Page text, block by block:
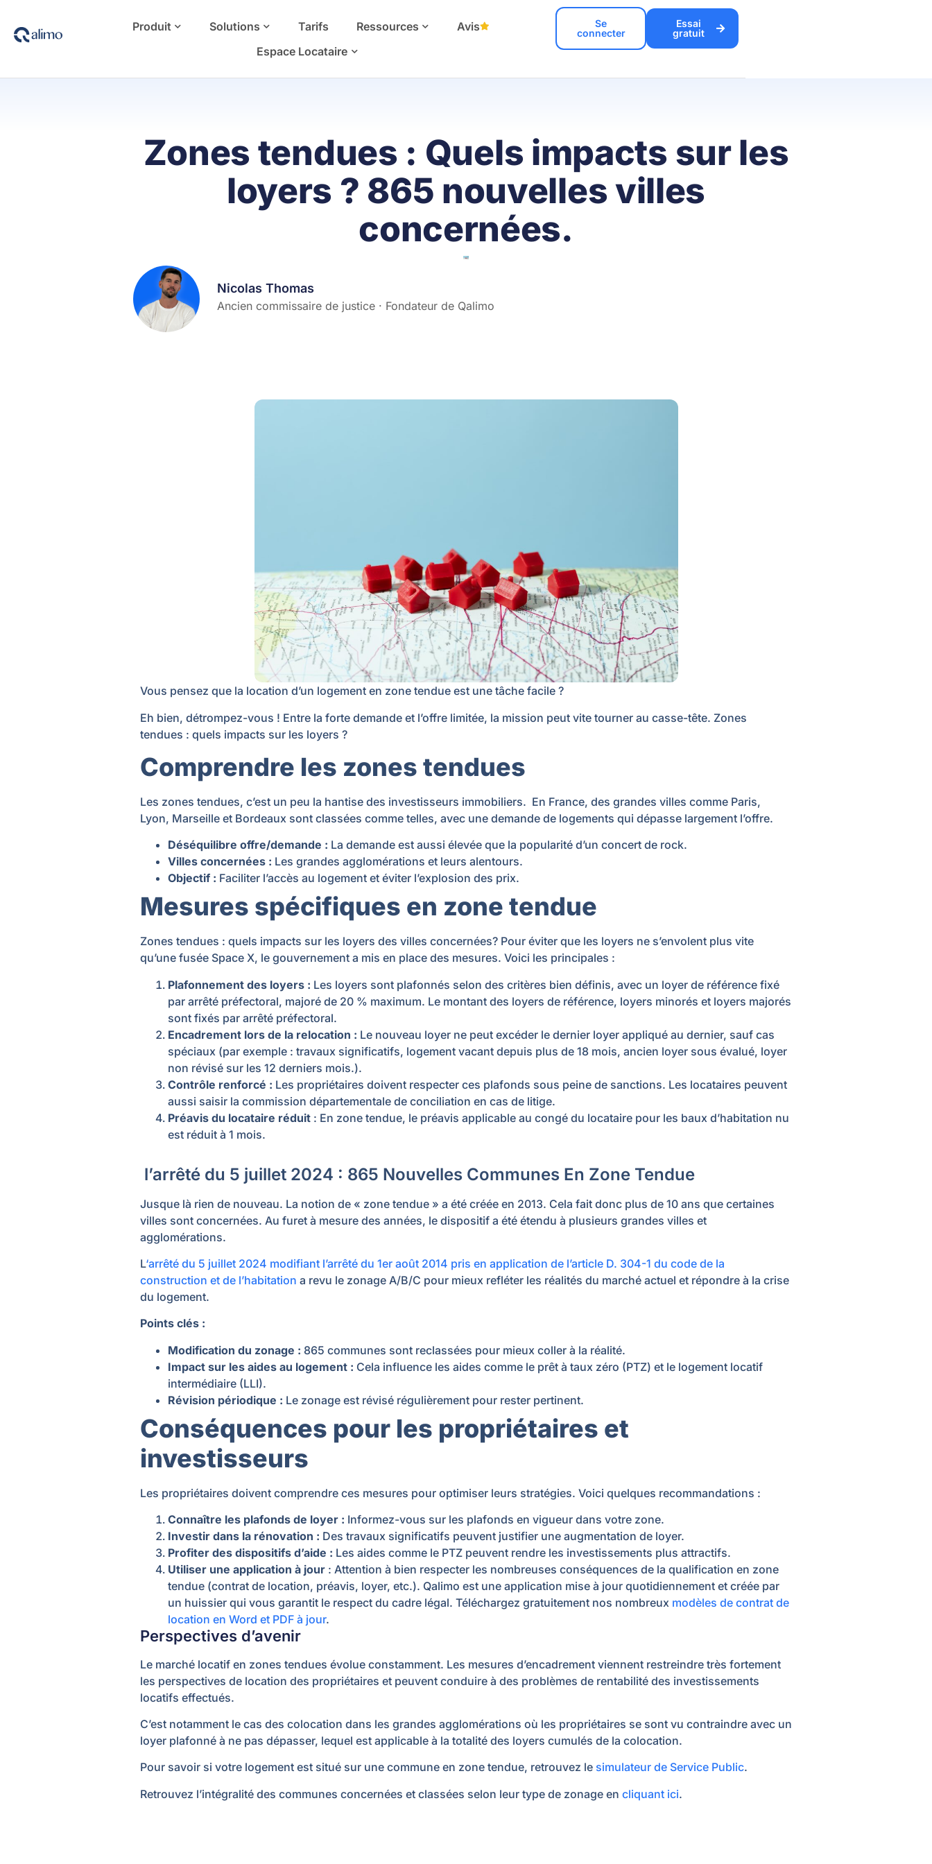
Produit Solutions Tarifs Ressources
Avis
Espace Locataire
Se
connecter
Essai
gratuit
Zones tendues : Quels impacts sur les
loyers ? 865 nouvelles villes
concernées.
Nicolas Thomas
Ancien commissaire de justice · Fondateur de Qalimo
Vous pensez que la location d’un logement en zone tendue est une tâche facile ?
Eh bien, détrompez-vous ! Entre la forte demande et l’offre limitée, la mission peut vite tourner au casse-tête. Zones
tendues : quels impacts sur les loyers ?
Comprendre les zones tendues
Les zones tendues, c’est un peu la hantise des investisseurs immobiliers. En France, des grandes villes comme Paris,
Lyon, Marseille et Bordeaux sont classées comme telles, avec une demande de logements qui dépasse largement l’offre.
Déséquilibre offre/demande : La demande est aussi élevée que la popularité d’un concert de rock.
Villes concernées : Les grandes agglomérations et leurs alentours.
Objectif : Faciliter l’accès au logement et éviter l’explosion des prix.
Mesures spécifiques en zone tendue
Zones tendues : quels impacts sur les loyers des villes concernées? Pour éviter que les loyers ne s’envolent plus vite
qu’une fusée Space X, le gouvernement a mis en place des mesures. Voici les principales :
Plafonnement des loyers : Les loyers sont plafonnés selon des critères bien définis, avec un loyer de référence fixé
par arrêté préfectoral, majoré de 20 % maximum. Le montant des loyers de référence, loyers minorés et loyers majorés
sont fixés par arrêté préfectoral.
Encadrement lors de la relocation : Le nouveau loyer ne peut excéder le dernier loyer appliqué au dernier, sauf cas
spéciaux (par exemple : travaux significatifs, logement vacant depuis plus de 18 mois, ancien loyer sous évalué, loyer
non révisé sur les 12 derniers mois.).
Contrôle renforcé : Les propriétaires doivent respecter ces plafonds sous peine de sanctions. Les locataires peuvent
aussi saisir la commission départementale de conciliation en cas de litige.
Préavis du locataire réduit : En zone tendue, le préavis applicable au congé du locataire pour les baux d’habitation nu
est réduit à 1 mois.
l’arrêté du 5 juillet 2024 : 865 Nouvelles Communes En Zone Tendue
Jusque là rien de nouveau. La notion de « zone tendue » a été créée en 2013. Cela fait donc plus de 10 ans que certaines
villes sont concernées. Au furet à mesure des années, le dispositif a été étendu à plusieurs grandes villes et
agglomérations.
L‘arrêté du 5 juillet 2024 modifiant l’arrêté du 1er août 2014 pris en application de l’article D. 304-1 du code de la
construction et de l’habitation a revu le zonage A/B/C pour mieux refléter les réalités du marché actuel et répondre à la crise
du logement.
Points clés :
Modification du zonage : 865 communes sont reclassées pour mieux coller à la réalité.
Impact sur les aides au logement : Cela influence les aides comme le prêt à taux zéro (PTZ) et le logement locatif
intermédiaire (LLI).
Révision périodique : Le zonage est révisé régulièrement pour rester pertinent.
Conséquences pour les propriétaires et
investisseurs
Les propriétaires doivent comprendre ces mesures pour optimiser leurs stratégies. Voici quelques recommandations :
Connaître les plafonds de loyer : Informez-vous sur les plafonds en vigueur dans votre zone.
Investir dans la rénovation : Des travaux significatifs peuvent justifier une augmentation de loyer.
Profiter des dispositifs d’aide : Les aides comme le PTZ peuvent rendre les investissements plus attractifs.
Utiliser une application à jour : Attention à bien respecter les nombreuses conséquences de la qualification en zone
tendue (contrat de location, préavis, loyer, etc.). Qalimo est une application mise à jour quotidiennement et créée par
un huissier qui vous garantit le respect du cadre légal. Téléchargez gratuitement nos nombreux modèles de contrat de
location en Word et PDF à jour.
Perspectives d’avenir
Le marché locatif en zones tendues évolue constamment. Les mesures d’encadrement viennent restreindre très fortement
les perspectives de location des propriétaires et peuvent conduire à des problèmes de rentabilité des investissements
locatifs effectués.
C’est notamment le cas des colocation dans les grandes agglomérations où les propriétaires se sont vu contraindre avec un
loyer plafonné à ne pas dépasser, lequel est applicable à la totalité des loyers cumulés de la colocation.
Pour savoir si votre logement est situé sur une commune en zone tendue, retrouvez le simulateur de Service Public.
Retrouvez l’intégralité des communes concernées et classées selon leur type de zonage en cliquant ici.